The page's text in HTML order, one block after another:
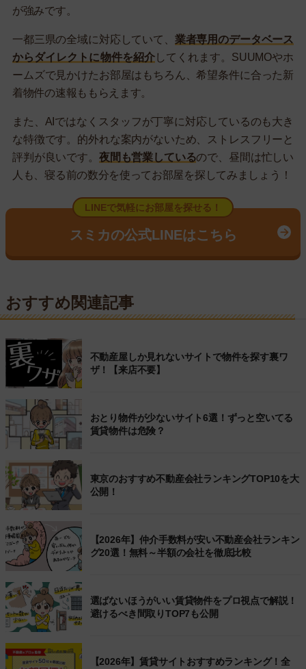
が強みです。
一都三県の全域に対応していて、 業者専用のデータベース
からダイレクトに物件を紹介してくれます。SUUMOやホ
ームズで見かけたお部屋はもちろん、希望条件に合った新
着物件の速報ももらえます。
また、AIではなくスタッフが丁寧に対応しているのも大き
な特徴です。的外れな案内がないため、ストレスフリーと
評判が良いです。 夜間も営業しているので、昼間は忙しい
人も、寝る前の数分を使ってお部屋を探してみましょう！
LINEで気軽にお部屋を探せる！
スミカの公式LINEはこちら
おすすめ関連記事
不動産屋しか見れないサイトで物件を探す裏ワ
ザ！【来店不要】
おとり物件が少ないサイト6選！ずっと空いてる
賃貸物件は危険？
東京のおすすめ不動産会社ランキングTOP10を大
公開！
【2026年】仲介手数料が安い不動産会社ランキン
グ20選！無料～半額の会社を徹底比較
選ばないほうがいい賃貸物件をプロ視点で解説！
避けるべき間取りTOP7も公開
【2026年】賃貸サイトおすすめランキング！全